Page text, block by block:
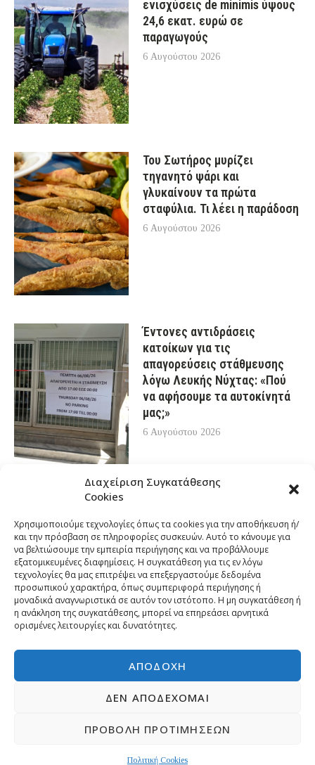
Διαχείριση Συγκατάθεσης
Cookies
Χρησιμοποιούμε τεχνολογίες όπως τα cookies για την αποθήκευση ή/
και την πρόσβαση σε πληροφορίες συσκευών. Αυτό το κάνουμε για
να βελτιώσουμε την εμπειρία περιήγησης και να προβάλλουμε
εξατομικευμένες διαφημίσεις. Η συγκατάθεση για τις εν λόγω
τεχνολογίες θα μας επιτρέψει να επεξεργαστούμε δεδομένα
προσωπικού χαρακτήρα, όπως συμπεριφορά περιήγησης ή
μοναδικά αναγνωριστικά σε αυτόν τον ιστότοπο. Η μη συγκατάθεση ή
η ανάκληση της συγκατάθεσης, μπορεί να επηρεάσει αρνητικά
ορισμένες λειτουργίες και δυνατότητες.
ΑΠΟΔΟΧΉ
ΔΕΝ ΑΠΟΔΈΧΟΜΑΙ
ΠΡΟΒΟΛΉ ΠΡΟΤΙΜΉΣΕΩΝ
Πολιτική Cookies
ενισχύσεις de minimis ύψους
24,6 εκατ. ευρώ σε
παραγωγούς
6 Αυγούστου 2026
Του Σωτήρος μυρίζει
τηγανητό ψάρι και
γλυκαίνουν τα πρώτα
σταφύλια. Τι λέει η παράδοση
6 Αυγούστου 2026
Έντονες αντιδράσεις
κατοίκων για τις
απαγορεύσεις στάθμευσης
λόγω Λευκής Νύχτας: «Πού
να αφήσουμε τα αυτοκίνητά
μας;»
6 Αυγούστου 2026
Copyright © 2026 | Developed byPr-om.gr
ΠΟΛΙΤΙΚΗ ΑΠΟΡΡΗΤΟΥΕΠΙΚΟΙΝΩΝΙΑ